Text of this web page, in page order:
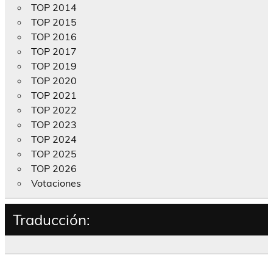
TOP 2014
TOP 2015
TOP 2016
TOP 2017
TOP 2019
TOP 2020
TOP 2021
TOP 2022
TOP 2023
TOP 2024
TOP 2025
TOP 2026
Votaciones
Traducción: